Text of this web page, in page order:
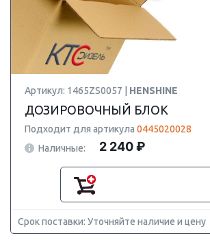
Артикул: 1465ZS0057 | HENSHINE
ДОЗИРОВОЧНЫЙ БЛОК
Подходит для артикула 0445020028
Наличные:
2 240 ₽
Срок поставки: Уточняйте наличие и цену